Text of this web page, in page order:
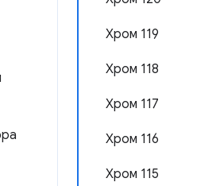
Хром 119
Хром 118
Хром 117
Хром 116
Хром 115